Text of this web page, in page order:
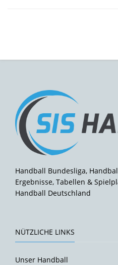
Handball Bundesliga,
Ergebnisse, Tabellen &
Handball Deutschland
NÜTZLICHE LINKS
Unser Handball